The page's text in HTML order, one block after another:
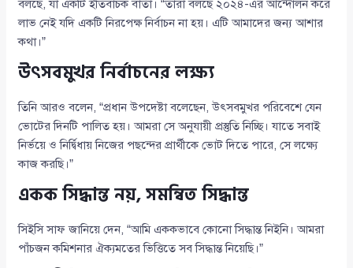
বলছে, যা একটি ইতিবাচক বার্তা। “তারা বলছে ২০২৪-এর আন্দোলন করে
লাভ নেই যদি একটি নিরপেক্ষ নির্বাচন না হয়। এটি আমাদের জন্য আশার
কথা।”
উৎসবমুখর নির্বাচনের লক্ষ্য
তিনি আরও বলেন, “প্রধান উপদেষ্টা বলেছেন, উৎসবমুখর পরিবেশে যেন
ভোটের দিনটি পালিত হয়। আমরা সে অনুযায়ী প্রস্তুতি নিচ্ছি। যাতে সবাই
নির্ভয়ে ও নির্দ্বিধায় নিজের পছন্দের প্রার্থীকে ভোট দিতে পারে, সে লক্ষ্যে
কাজ করছি।”
একক সিদ্ধান্ত নয়, সমন্বিত সিদ্ধান্ত
সিইসি সাফ জানিয়ে দেন, “আমি এককভাবে কোনো সিদ্ধান্ত নিইনি। আমরা
পাঁচজন কমিশনার ঐক্যমতের ভিত্তিতে সব সিদ্ধান্ত নিয়েছি।”